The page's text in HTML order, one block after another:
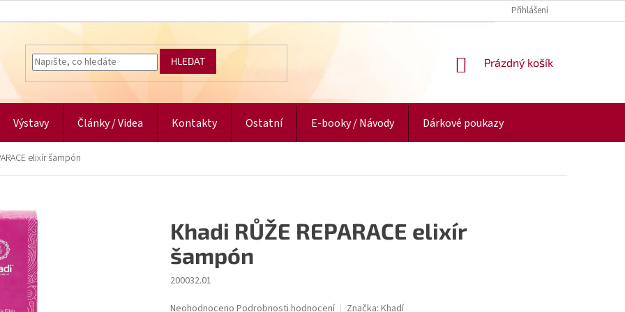
Přihlášení
HLEDAT
NÁKUPNÍ
Prázdný košík
Výstavy Články / Videa Kontakty Ostatní E-booky / Návody Dárkové poukazy
elixír šampón
Khadi RŮŽE REPARACE elixír
šampón
200032.01
Průměrné
Neohodnoceno Podrobnosti hodnocení Značka: Khadí